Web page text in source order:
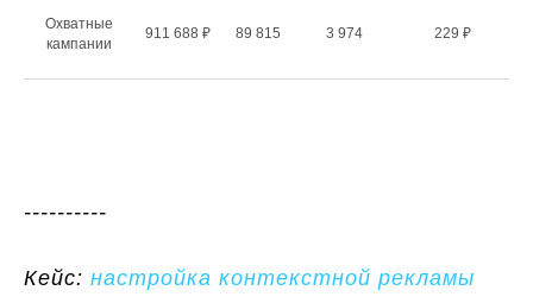
Охватные
кампании
911 688 ₽ 89 815 3 974 229 ₽
----------
Кейс: настройка контекстной рекламы